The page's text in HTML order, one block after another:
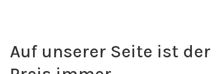
Auf unserer Seite ist der